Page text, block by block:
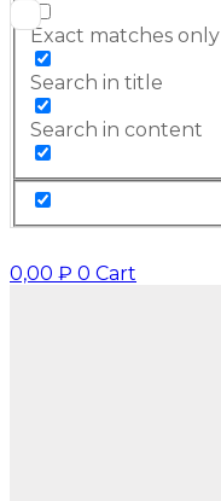
Exact matches only
Search in title
Search in content
0,00 ₽ 0 Cart